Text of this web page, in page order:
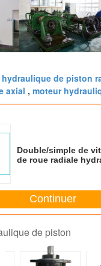
de piston
axial , moteur
Double/simple de
de roue radiale
Continuer
de piston